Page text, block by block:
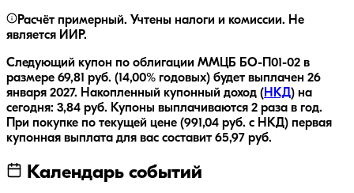
Расчёт примерный. Учтены налоги и комиссии. Не
является ИИР.
Следующий купон по облигации ММЦБ БО-П01-02 в
размере 69,81 руб. (14,00% годовых) будет выплачен 26
января 2027. Накопленный купонный доход ( НКД) на
сегодня: 3,84 руб. Купоны выплачиваются 2 раза в год.
При покупке по текущей цене (991,04 руб. с НКД) первая
купонная выплата для вас составит 65,97 руб.
Календарь событий